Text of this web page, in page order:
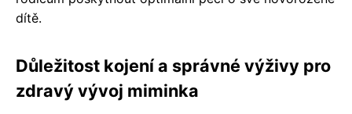
dítě.
Důležitost kojení a správné výživy pro
zdravý vývoj miminka